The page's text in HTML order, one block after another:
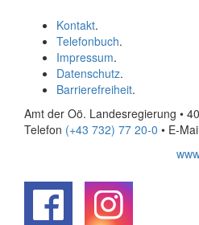
Kontakt.
Telefonbuch.
Impressum.
Datenschutz.
Barrierefreiheit.
Amt der Oö. Landesregierung •
Telefon (+43 732) 77 20-0 • E-Mail